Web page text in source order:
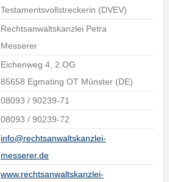
Testamentsvollstreckerin (DVEV)
Rechtsanwaltskanzlei Petra
Messerer
Eichenweg 4, 2.OG
85658 Egmating OT Münster (DE)
08093 / 90239-71
08093 / 90239-72
info@rechtsanwaltskanzlei-
messerer.de
www.rechtsanwaltskanzlei-